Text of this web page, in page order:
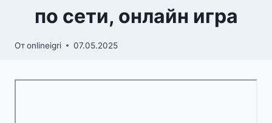
по сети, онлайн игра
Отonlineigri 07.05.2025